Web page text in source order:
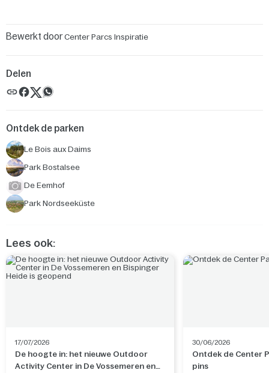
Bewerkt doorCenter Parcs Inspiratie
Ontdek de parken
Le Bois aux Daims
Park Bostalsee
De Eemhof
Park Nordseeküste
Delen
Lees ook:
17/07/2026
De hoogte in: het nieuwe Outdoor
Activity Center in De Vossemeren en
30/06/2026
Ontdek de Center
pins